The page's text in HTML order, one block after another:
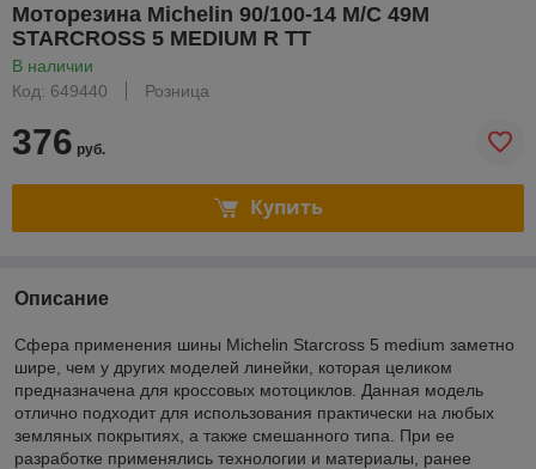
Моторезина Michelin 90/100-14 M/C 49M
STARCROSS 5 MEDIUM R TT
В наличии
Код: 649440
Розница
376 руб.
Купить
Описание
Сфера применения шины Michelin Starcross 5 medium заметно
шире, чем у других моделей линейки, которая целиком
предназначена для кроссовых мотоциклов. Данная модель
отлично подходит для использования практически на любых
земляных покрытиях, а также смешанного типа. При ее
разработке применялись технологии и материалы, ранее